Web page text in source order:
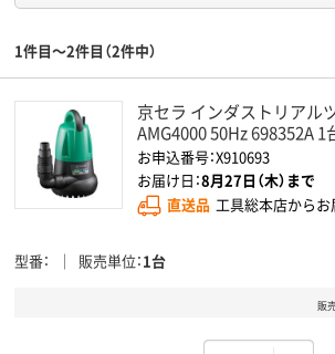
1件目～2件目（2件中）
京セラ インダストリアル
AMG4000 50Hz 698352A 1
お申込番号：X910693
お届け日：8月27日（木）まで
直送品 工具総本店からお
型番 販売単位 1台
販